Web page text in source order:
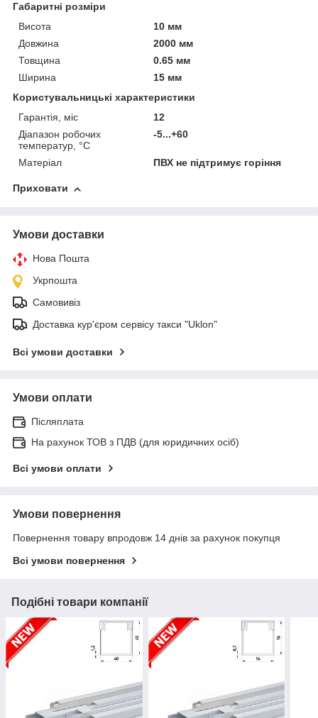
Габаритні розміри
Висота
10 мм
Довжина
2000 мм
Товщина
0.65 мм
Ширина
15 мм
Користувальницькі характеристики
Гарантія, міс
12
Діапазон робочих
температур, °С
-5...+60
Матеріал ПВХ не підтримує горіння
Приховати
Умови доставки
Нова Пошта
Укрпошта
Самовивіз
Доставка кур'єром сервісу такси "Uklon"
Всі умови доставки
Умови оплати
Післяплата
На рахунок ТОВ з ПДВ (для юридичних осіб)
Всі умови оплати
Умови повернення
Повернення товару впродовж 14 днів за рахунок покупця
Всі умови повернення
Подібні товари компанії